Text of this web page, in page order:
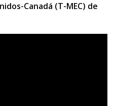
Canadá (T-MEC) de